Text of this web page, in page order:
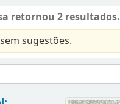
retornou 2 resultados.
sugestões.